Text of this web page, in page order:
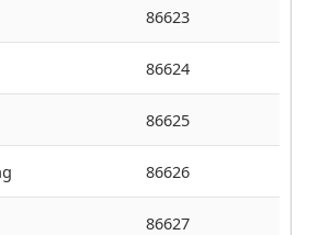
86623
86624
86625
86626
86627